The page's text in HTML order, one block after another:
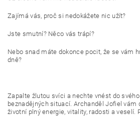
Zajímá vás, proč si nedokážete nic užít?
Jste smutní? Něco vás trápí?
Nebo snad máte dokonce pocit, že se vám
dně?
Zapalte žlutou svíci a nechte vnést do
beznadějných situací. Archanděl Jofiel vám
životní plný energie, vitality, radosti a veselí.